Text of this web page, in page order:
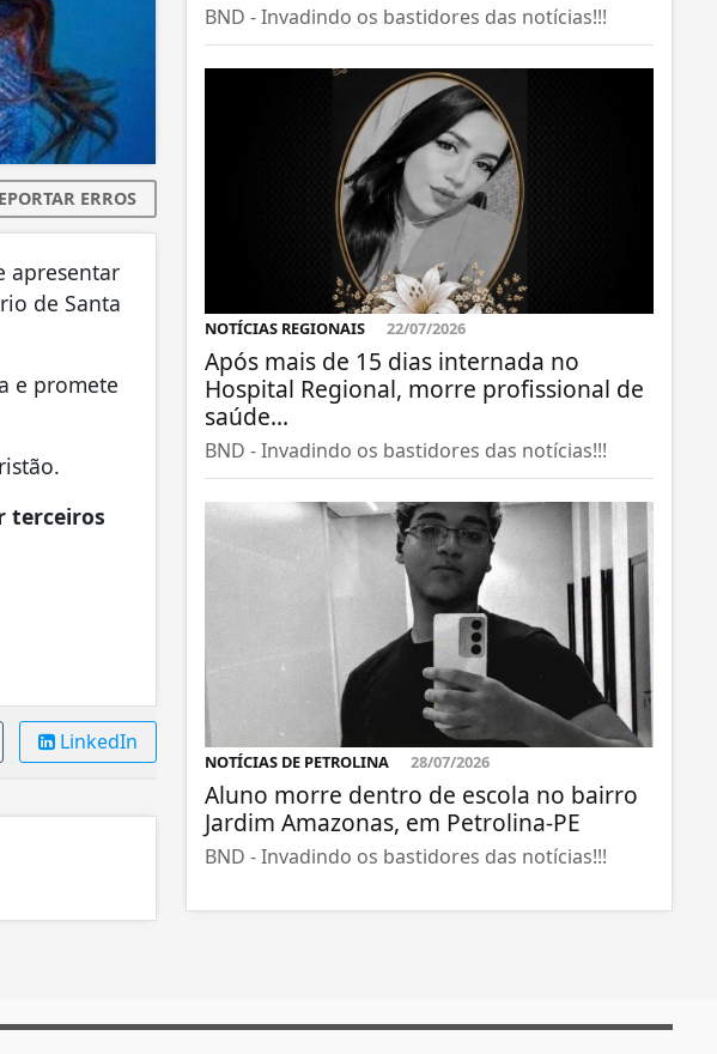
ERROS
apresentar
de Santa
e promete
terceiros
LinkedIn
BND - Invadindo os bastidores das notícias!!!
NOTÍCIAS REGIONAIS 22/07/2026
Após mais de 15 dias internada no
Hospital Regional, morre profissional de
saúde...
BND - Invadindo os bastidores das notícias!!!
NOTÍCIAS DE PETROLINA 28/07/2026
Aluno morre dentro de escola no bairro
Jardim Amazonas, em Petrolina-PE
BND - Invadindo os bastidores das notícias!!!